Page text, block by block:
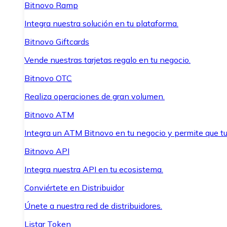
Bitnovo Ramp
Integra nuestra solución en tu plataforma.
Bitnovo Giftcards
Vende nuestras tarjetas regalo en tu negocio.
Bitnovo OTC
Realiza operaciones de gran volumen.
Bitnovo ATM
Integra un ATM Bitnovo en tu negocio y permite que
Bitnovo API
Integra nuestra API en tu ecosistema.
Conviértete en Distribuidor
Únete a nuestra red de distribuidores.
Listar Token